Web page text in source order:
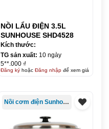
NỒI LẨU ĐIỆN 3.5L
SUNHOUSE SHD4528
Kích thước:
TG sản xuất: 10 ngày
5**.000 ₫
Đăng kýhoặc Đăng nhậpđể xem giá
Nồi cơm điện Sunhouse